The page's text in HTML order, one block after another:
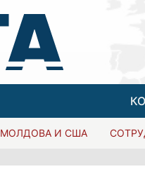
МОЛДОВА И США